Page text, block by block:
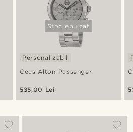
Stoc epuizat
Ceas Alton Passenger
Personalizabil
535,00 Lei